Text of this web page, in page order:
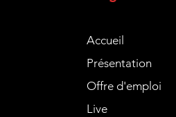
Accueil
Présentation
Offre d'emploi
Live